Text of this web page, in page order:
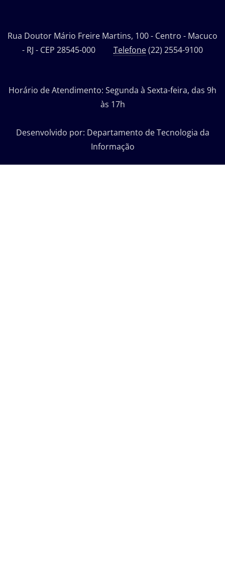
Rua Doutor Mário Freire Martins, 100 - Centro - Macuco
- RJ - CEP 28545-000 Telefone(22) 2554-9100
Horário de Atendimento: Segunda à Sexta-feira, das 9h
às 17h
Desenvolvido por: Departamento de Tecnologia da
Informação